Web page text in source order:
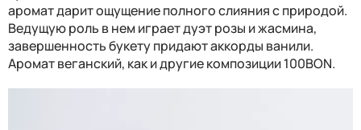
аромат дарит ощущение полного слияния с природой.
Ведущую роль в нем играет дуэт розы и жасмина,
завершенность букету придают аккорды ванили.
Аромат веганский, как и другие композиции 100BON.